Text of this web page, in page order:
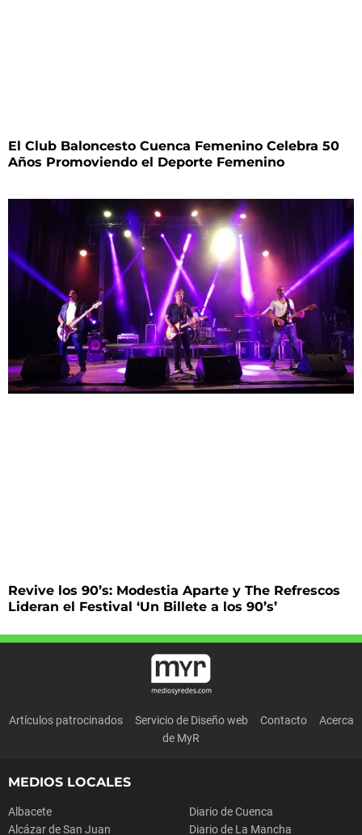
El Club Baloncesto Cuenca Femenino Celebra 50
Años Promoviendo el Deporte Femenino
Revive los 90’s: Modestia Aparte y The Refrescos
Lideran el Festival ‘Un Billete a los 90’s’
Artículos patrocinados Servicio de Diseño web Contacto
Acerca
de MyR
MEDIOS LOCALES
Albacete
Alcázar de San Juan
Diario de Cuenca
Diario de La Mancha